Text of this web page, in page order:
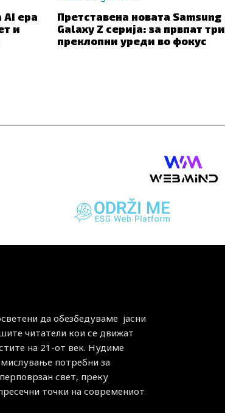
AI ера
и
Претставена новата Samsung
Galaxy Z серија: за првпат три
преклопни уреди во фокус
да обезбедуваме јасни
читатели кои се движат
на 21-от век. Нудиме
потребни за
свет, преку
точки на современиот